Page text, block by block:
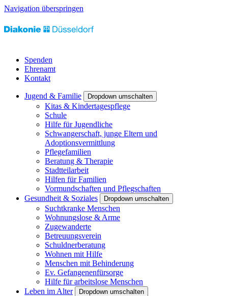
Navigation überspringen
Spenden
Ehrenamt
Kontakt
Jugend & Familie Dropdown umschalten
Kitas & Kindertagespflege
Schule
Hilfe für Jugendliche
Schwangerschaft, junge Eltern und
Adoptionsvermittlung
Pflegefamilien
Beratung & Therapie
Stadtteilarbeit
Hilfen für Familien
Vormundschaften und Pflegschaften
Gesundheit & Soziales
Dropdown umschalten
Suchtkranke Menschen
Wohnungslose & Arme
Zugewanderte
Betreuungsverein
Schuldnerberatung
Wohnen mit Hilfe
Menschen mit Behinderung
Ev. Gefangenenfürsorge
Hilfe für arbeitslose Menschen
Leben im Alter
Dropdown umschalten